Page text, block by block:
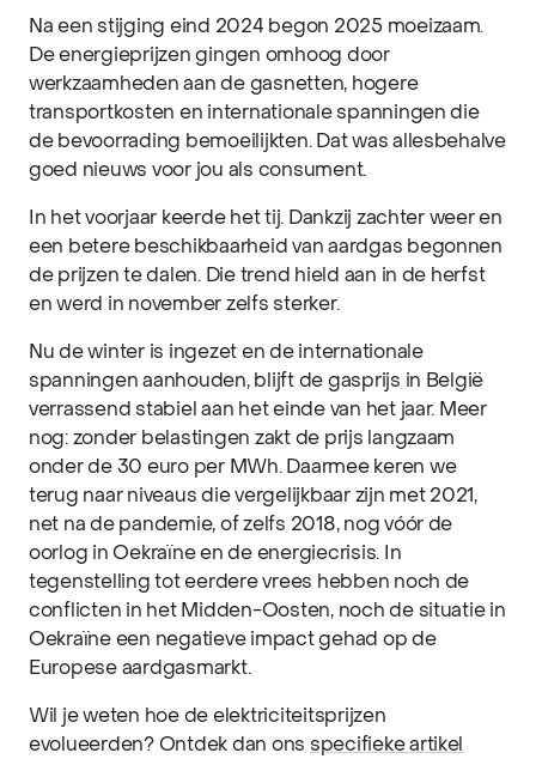
Na een stijging eind 2024 begon 2025 moeizaam.
De energieprijzen gingen omhoog door
werkzaamheden aan de gasnetten, hogere
transportkosten en internationale spanningen die
de bevoorrading bemoeilijkten. Dat was allesbehalve
goed nieuws voor jou als consument.
In het voorjaar keerde het tij. Dankzij zachter weer en
een betere beschikbaarheid van aardgas begonnen
de prijzen te dalen. Die trend hield aan in de herfst
en werd in november zelfs sterker.
Nu de winter is ingezet en de internationale
spanningen aanhouden, blijft de gasprijs in België
verrassend stabiel aan het einde van het jaar. Meer
nog: zonder belastingen zakt de prijs langzaam
onder de 30 euro per MWh. Daarmee keren we
terug naar niveaus die vergelijkbaar zijn met 2021,
net na de pandemie, of zelfs 2018, nog vóór de
oorlog in Oekraïne en de energiecrisis. In
tegenstelling tot eerdere vrees hebben noch de
conflicten in het Midden-Oosten, noch de situatie in
Oekraïne een negatieve impact gehad op de
Europese aardgasmarkt.
Wil je weten hoe de elektriciteitsprijzen
evolueerden? Ontdek dan ons specifieke artikel